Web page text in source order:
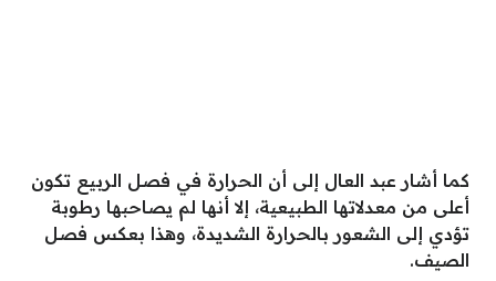
كما أشار عبد العال إلى أن الحرارة في فصل الربيع تكون
أعلى من معدلاتها الطبيعية، إلا أنها لم يصاحبها رطوبة
تؤدي إلى الشعور بالحرارة الشديدة، وهذا بعكس فصل
الصيف.